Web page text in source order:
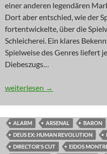
einer anderen legendären
Dort aber entschied, wie der
fortentwickelte, über die
Schleicherei. Ein klares
Spielweise des Genres liefert
Diebeszugs…
NEWS: Der Erbschleicher
weiterlesen →
ALARM ARSENAL BARON
DEUS EX: HUMAN REVOLUTION
DIRECTOR'S CUT
EIDOS